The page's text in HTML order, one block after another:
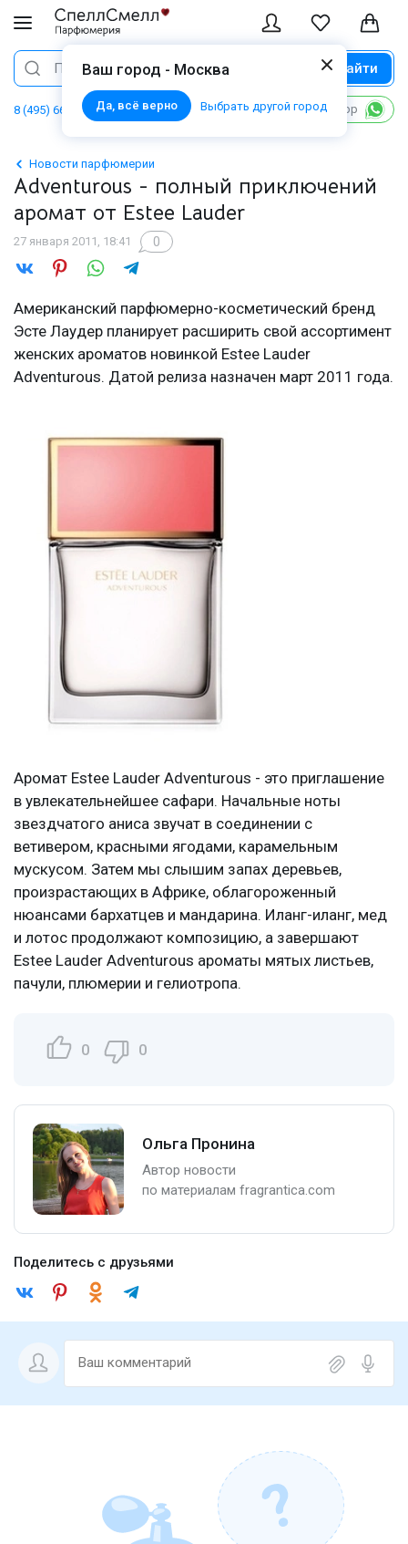
Ваш город - Москва
Да, всё верно Выбрать другой город
Поиск Найти
8 (495) 668 06 02 Написать в WhatsApp
Новости парфюмерии
Adventurous - полный приключений
аромат от Estee Lauder
27 января 2011, 18:41 0
Американский парфюмерно-косметический бренд
Эсте Лаудер планирует расширить свой ассортимент
женских ароматов новинкой Estee Lauder
Adventurous. Датой релиза назначен март 2011 года.
Аромат Estee Lauder Adventurous - это приглашение
в увлекательнейшее сафари. Начальные ноты
звездчатого аниса звучат в соединении с
ветивером, красными ягодами, карамельным
мускусом. Затем мы слышим запах деревьев,
произрастающих в Африке, облагороженный
нюансами бархатцев и мандарина. Иланг-иланг, мед
и лотос продолжают композицию, а завершают
Estee Lauder Adventurous ароматы мятых листьев,
пачули, плюмерии и гелиотропа.
0 0
Ольга Пронина
Автор новости
по материалам fragrantica.com
Поделитесь с друзьями